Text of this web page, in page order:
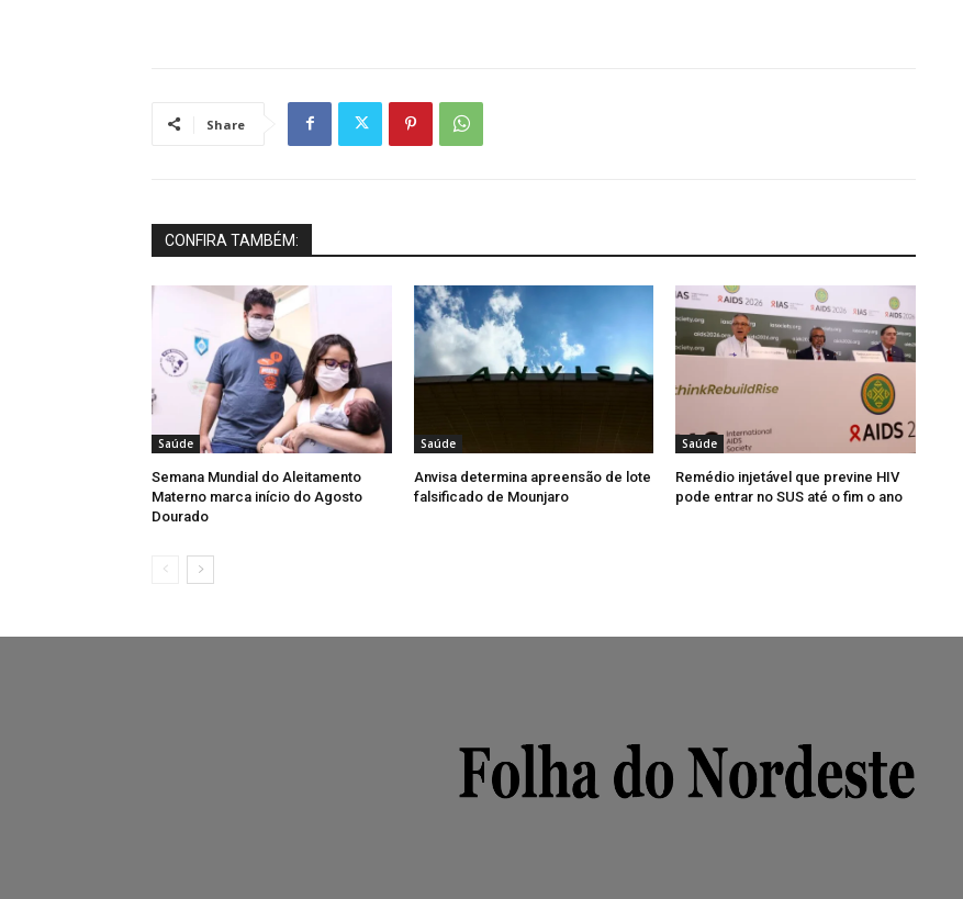
Share
CONFIRA TAMBÉM:
Saúde
Semana Mundial do Aleitamento
Materno marca início do Agosto
Dourado
Saúde
Anvisa determina apreensão de lote
falsificado de Mounjaro
Saúde
Remédio injetável que previne HIV
pode entrar no SUS até o fim o ano